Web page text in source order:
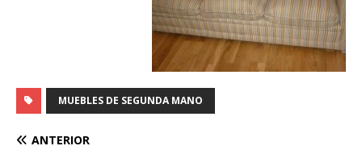
MUEBLES DE SEGUNDA MANO
ANTERIOR